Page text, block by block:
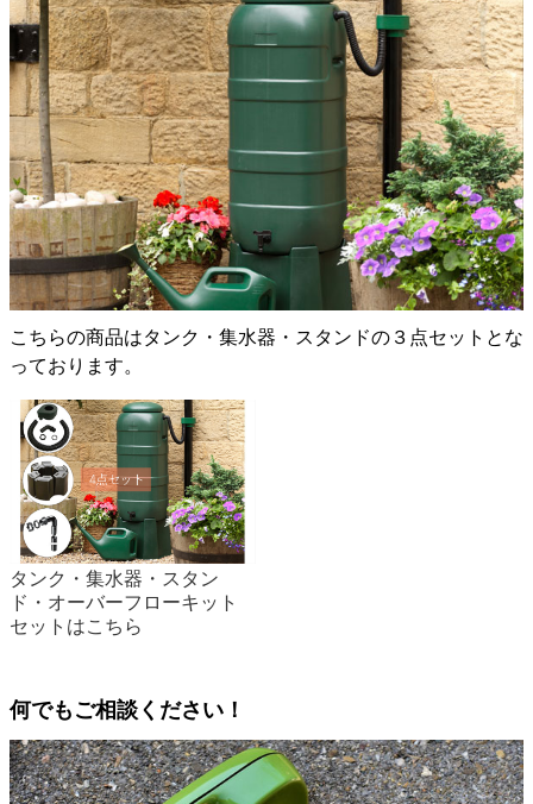
こちらの商品はタンク・集水器・スタンドの３点セットとな
っております。
タンク・集水器・スタン
ド・オーバーフローキット
セットはこちら
何でもご相談ください！